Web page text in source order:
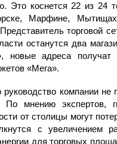
Это коснется 22 из 24
Марфине,
торговой
останутся два
новые адреса получат
«Мега».
руководство компании не
По мнению экспертов,
от столицы могут
с увеличением
для торговых